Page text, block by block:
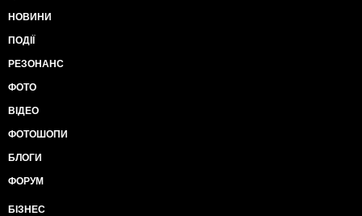
НОВИНИ
ПОДІЇ
РЕЗОНАНС
ФОТО
ВІДЕО
ФОТОШОПИ
БЛОГИ
ФОРУМ
БІЗНЕС